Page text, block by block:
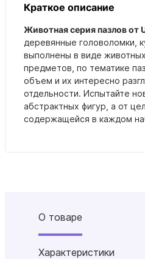
Краткое описание
Животная серия пазлов от
деревянные головоломки,
выполнены в виде
предметов, по тематике
объем и их интересно
отдельности. Испытайте
абстрактных фигур, а от
содержащейся в каждом
О товаре
Характеристики